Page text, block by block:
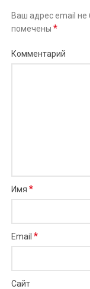
Ваш адрес email не
помечены*
Комментарий
Имя*
Email*
Сайт